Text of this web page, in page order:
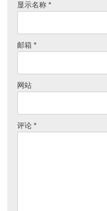
显示名称 *
邮箱 *
网站
评论 *